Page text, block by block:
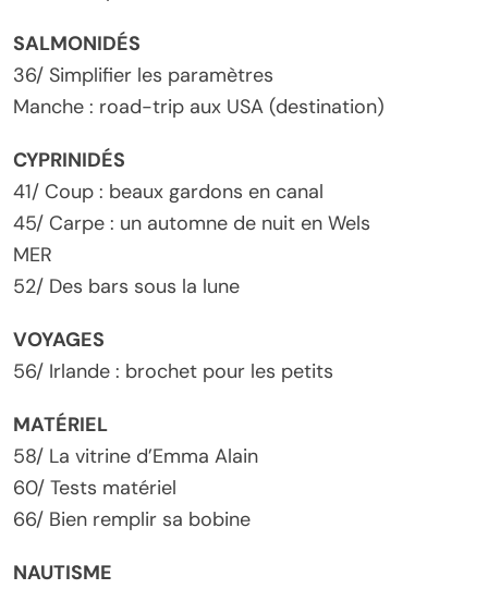
SALMONIDÉS
36/ Simplifier les paramètres
Manche : road-trip aux USA (destination)
CYPRINIDÉS
41/ Coup : beaux gardons en canal
45/ Carpe : un automne de nuit en Wels
MER
52/ Des bars sous la lune
VOYAGES
56/ Irlande : brochet pour les petits
MATÉRIEL
58/ La vitrine d’Emma Alain
60/ Tests matériel
66/ Bien remplir sa bobine
NAUTISME